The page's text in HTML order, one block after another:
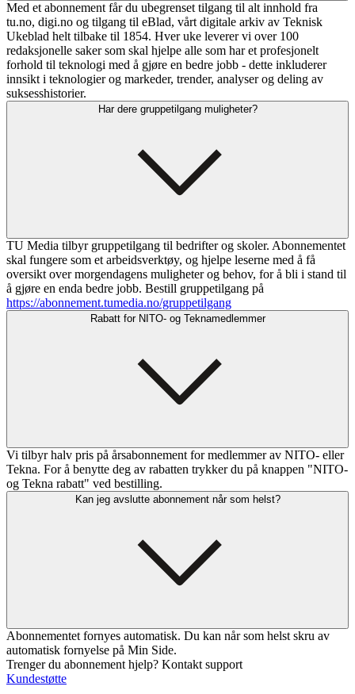
Med et abonnement får du ubegrenset tilgang til alt innhold fra
tu.no, digi.no og tilgang til eBlad, vårt digitale arkiv av Teknisk
Ukeblad helt tilbake til 1854. Hver uke leverer vi over 100
redaksjonelle saker som skal hjelpe alle som har et profesjonelt
forhold til teknologi med å gjøre en bedre jobb - dette inkluderer
innsikt i teknologier og markeder, trender, analyser og deling av
suksesshistorier.
Har dere gruppetilgang muligheter?
TU Media tilbyr gruppetilgang til bedrifter og skoler. Abonnementet
skal fungere som et arbeidsverktøy, og hjelpe leserne med å få
oversikt over morgendagens muligheter og behov, for å bli i stand til
å gjøre en enda bedre jobb. Bestill gruppetilgang på
https://abonnement.tumedia.no/gruppetilgang
Rabatt for NITO- og Teknamedlemmer
Vi tilbyr halv pris på årsabonnement for medlemmer av NITO- eller
Tekna. For å benytte deg av rabatten trykker du på knappen "NITO-
og Tekna rabatt" ved bestilling.
Kan jeg avslutte abonnement når som helst?
Abonnementet fornyes automatisk. Du kan når som helst skru av
automatisk fornyelse på Min Side.
Trenger du abonnement hjelp? Kontakt support
Kundestøtte